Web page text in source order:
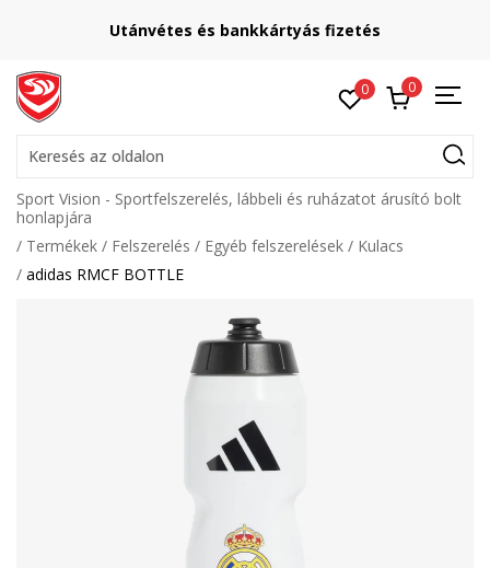
Utánvétes és bankkártyás fizetés
0 0
Keresés az oldalon
Sport Vision - Sportfelszerelés, lábbeli és ruházatot árusító bolt
honlapjára
Termékek
Felszerelés Egyéb felszerelések
Kulacs
adidas RMCF BOTTLE